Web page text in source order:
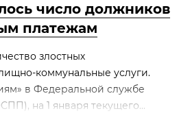
число должников
платежам
злостных
коммунальные услуги.
в Федеральной службе
на 1 января текущего...